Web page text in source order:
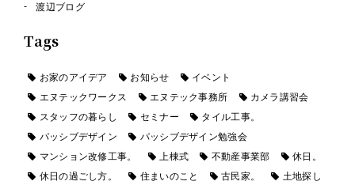
渡辺ブログ
Tags
お家のアイデア お知らせ
イベント
エヌテックワークス
エヌテック事務所
カメラ講習会
スタッフの暮らし
セミナー
タイル工事。
パッシブデザイン
パッシブデザイン勉強会
マンション改修工事。
上棟式 不動産事業部
休日。
休日の過ごし方。
住まいのこと 古民家。 土地探し